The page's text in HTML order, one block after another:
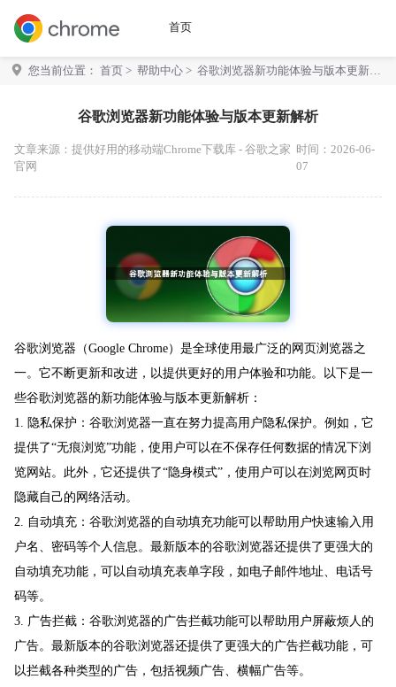
首页
您当前位置： 首页 > 帮助中心 > 谷歌浏览器新功能体验与版本更新解
谷歌浏览器新功能体验与版本更新解析
文章来源： 提供好用的移动端Chrome下载库 - 谷歌之家
官网
时间：2026-06-
07
谷歌浏览器（Google Chrome）是全球使用最广泛的网页浏览器之
一。它不断更新和改进，以提供更好的用户体验和功能。以下是一
些谷歌浏览器的新功能体验与版本更新解析：
1. 隐私保护：谷歌浏览器一直在努力提高用户隐私保护。例如，它
提供了“无痕浏览”功能，使用户可以在不保存任何数据的情况下浏
览网站。此外，它还提供了“隐身模式”，使用户可以在浏览网页时
隐藏自己的网络活动。
2. 自动填充：谷歌浏览器的自动填充功能可以帮助用户快速输入用
户名、密码等个人信息。最新版本的谷歌浏览器还提供了更强大的
自动填充功能，可以自动填充表单字段，如电子邮件地址、电话号
码等。
3. 广告拦截：谷歌浏览器的广告拦截功能可以帮助用户屏蔽烦人的
广告。最新版本的谷歌浏览器还提供了更强大的广告拦截功能，可
以拦截各种类型的广告，包括视频广告、横幅广告等。